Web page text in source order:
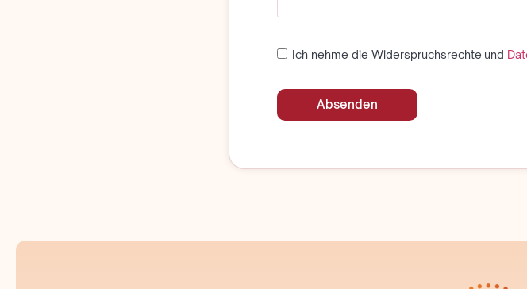
Ich nehme die Widerspruchsrechte und
Absenden